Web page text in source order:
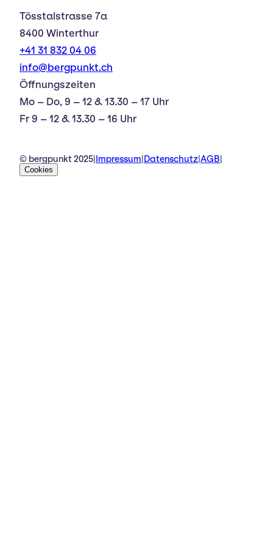
Tösstalstrasse 7a
8400 Winterthur
+41 31 832 04 06
info@bergpunkt.ch
Öffnungszeiten
Mo – Do, 9 – 12 & 13.30 – 17 Uhr
Fr 9 – 12 & 13.30 – 16 Uhr
© bergpunkt 2025 Impressum Datenschutz AGB
Cookies